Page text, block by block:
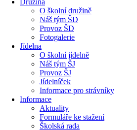
Družina
O školní družině
Náš tým ŠD
Provoz ŠD
Fotogalerie
Jídelna
O školní jídelně
Náš tým ŠJ
Provoz ŠJ
Jídelníček
Informace pro strávníky
Informace
Aktuality
Formuláře ke stažení
Školská rada